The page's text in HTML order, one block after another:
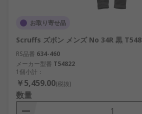
お取り寄せ品
Scruffs ズボン メンズ No 34R 黒 T548
RS品番 634-460
メーカー型番 T54822
1個小計：
￥5,459.00(税抜)
数量